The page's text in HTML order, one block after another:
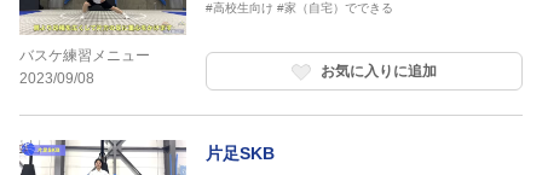
バスケ練習メニュー
2023/09/08
#高校生向け #家（自宅）でできる
お気に入りに追加
片足SKB